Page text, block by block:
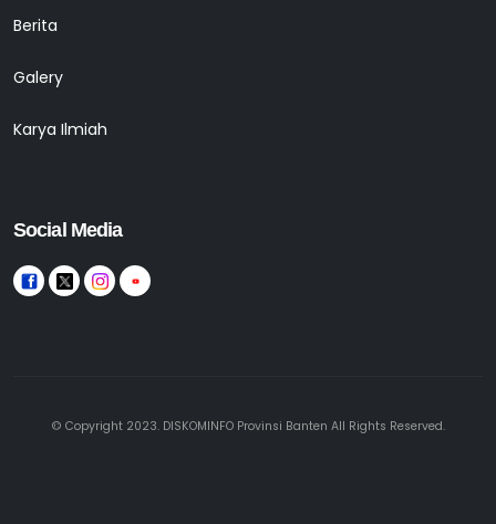
Berita
Galery
Karya Ilmiah
Social Media
© Copyright 2023. DISKOMINFO Provinsi Banten All Rights Reserved.